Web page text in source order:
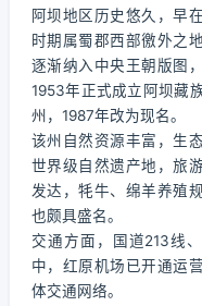
阿坝地区历史悠久，早
时期属蜀郡西部徼外之
逐渐纳入中央王朝版图
1953年正式成立阿坝藏
州，1987年改为现名。
该州自然资源丰富，生
世界级自然遗产地，旅
发达，牦牛、绵羊养殖
也颇具盛名。
交通方面，国道213线
中，红原机场已开通运
体交通网络。